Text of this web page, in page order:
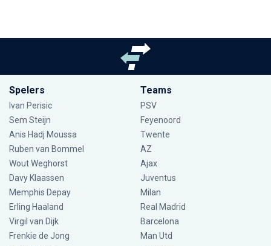
Spelers
Ivan Perisic
Sem Steijn
Anis Hadj Moussa
Ruben van Bommel
Wout Weghorst
Davy Klaassen
Memphis Depay
Erling Haaland
Virgil van Dijk
Frenkie de Jong
Teams
PSV
Feyenoord
Twente
AZ
Ajax
Juventus
Milan
Real Madrid
Barcelona
Man Utd